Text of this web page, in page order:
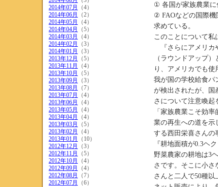
2014年07月
（4）
2014年06月
（2）
2014年05月
（4）
2014年04月
（5）
2014年03月
（4）
2014年02月
（3）
2014年01月
（3）
2013年12月
（5）
2013年11月
（4）
2013年10月
（5）
2013年09月
（3）
2013年08月
（7）
2013年07月
（4）
2013年06月
（4）
2013年05月
（4）
2013年04月
（4）
2013年03月
（5）
2013年02月
（4）
2013年01月
（10）
2012年12月
（3）
2012年11月
（5）
2012年10月
（4）
2012年09月
（4）
2012年08月
（7）
2012年07月
（6）
① 各国が家族農業に
② FAOなどの国際機
求めている。
このことについて私
『さらにアメリカ
（ラウンドアップ
り、アメリカでも
我が国の学校給食パ
が検出されたが、国
さについて注意喚起
「家族農業こそ効
業の再生への道を示
する西田栄喜さんの
『耕地面積が0.3ヘ
野菜農家の耕地は3
さです。そこに小さ
さんと二人で50種